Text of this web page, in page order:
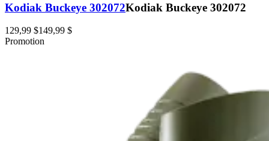
Kodiak Buckeye 302072Kodiak Buckeye 302072
129,99 $149,99 $
Promotion